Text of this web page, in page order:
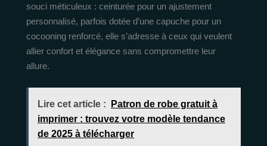
souci méticuleux : ceinturée pour un ajustement
personnalisé, parfois dotée d’une capuche pour un
cocooning renforcé, elle s’adresse à ceux qui veulent
allier confort et élégance sans compromettre leur
allure.
Lire cet article :
Patron de robe gratuit à
imprimer : trouvez votre modèle tendance
de 2025 à télécharger